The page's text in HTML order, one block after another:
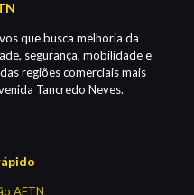
que busca melhoria da
segurança, mobilidade e
regiões comerciais mais
Tancredo Neves.
AETN